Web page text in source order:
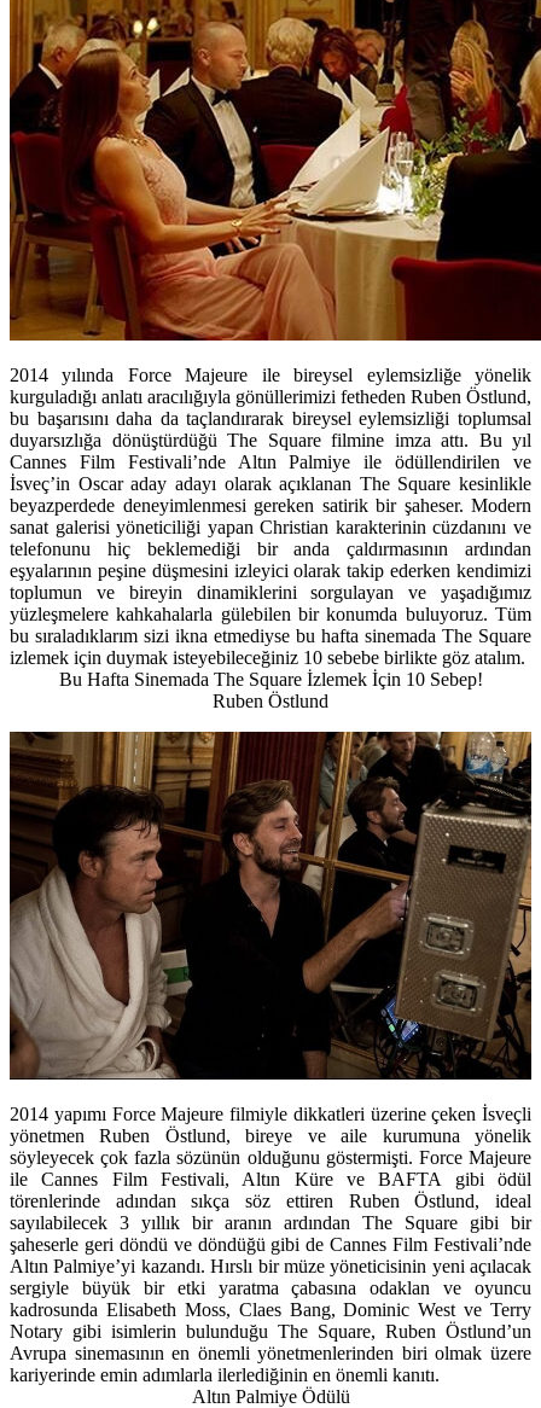
2014 yılında Force Majeure ile bireysel eylemsizliğe yönelik
kurguladığı anlatı aracılığıyla gönüllerimizi fetheden Ruben Östlund,
bu başarısını daha da taçlandırarak bireysel eylemsizliği toplumsal
duyarsızlığa dönüştürdüğü The Square filmine imza attı. Bu yıl
Cannes Film Festivali’nde Altın Palmiye ile ödüllendirilen ve
İsveç’in Oscar aday adayı olarak açıklanan The Square kesinlikle
beyazperdede deneyimlenmesi gereken satirik bir şaheser. Modern
sanat galerisi yöneticiliği yapan Christian karakterinin cüzdanını ve
telefonunu hiç beklemediği bir anda çaldırmasının ardından
eşyalarının peşine düşmesini izleyici olarak takip ederken kendimizi
toplumun ve bireyin dinamiklerini sorgulayan ve yaşadığımız
yüzleşmelere kahkahalarla gülebilen bir konumda buluyoruz. Tüm
bu sıraladıklarım sizi ikna etmediyse bu hafta sinemada The Square
izlemek için duymak isteyebileceğiniz 10 sebebe birlikte göz atalım.
Bu Hafta Sinemada The Square İzlemek İçin 10 Sebep!
Ruben Östlund
2014 yapımı Force Majeure filmiyle dikkatleri üzerine çeken İsveçli
yönetmen Ruben Östlund,bireye ve aile kurumuna yönelik
söyleyecek çok fazla sözünün olduğunu göstermişti. Force Majeure
ile Cannes Film Festivali, Altın Küre ve BAFTA gibi ödül
törenlerinde adından sıkça söz ettiren Ruben Östlund, ideal
sayılabilecek 3 yıllık bir aranın ardından The Square gibi bir
şaheserle geri döndü ve döndüğü gibi de Cannes Film Festivali’nde
Altın Palmiye’yi kazandı. Hırslı bir müze yöneticisinin yeni açılacak
sergiyle büyük bir etki yaratma çabasına odaklan ve oyuncu
kadrosunda Elisabeth Moss, Claes Bang, Dominic West ve Terry
Notary gibi isimlerin bulunduğu The Square, Ruben Östlund’un
Avrupa sinemasının en önemli yönetmenlerinden biri olmak üzere
kariyerinde emin adımlarla ilerlediğinin en önemli kanıtı.
Altın Palmiye Ödülü